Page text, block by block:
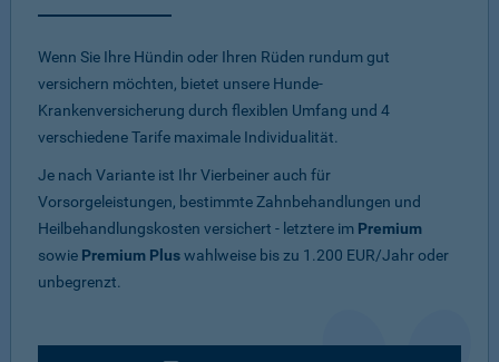
Wenn Sie Ihre Hündin oder Ihren Rüden rundum gut
versichern möchten, bietet unsere Hunde-
Krankenversicherung durch flexiblen Umfang und 4
verschiedene Tarife maximale Individualität.
Je nach Variante ist Ihr Vierbeiner auch für
Vorsorgeleistungen, bestimmte Zahnbehandlungen und
Heilbehandlungskosten versichert - letztere im Premium
sowie Premium Pluswahlweise bis zu 1.200 EUR/Jahr oder
unbegrenzt.